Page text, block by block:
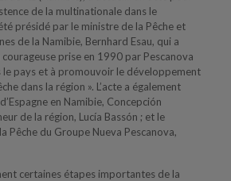
de la multinationale dans le
présidé par le ministre de la Pêche et
de la Namibie, Bernhard Esau, qui a
courageuse prise en 1990 par Pescanova
le pays et à promouvoir le développement
dans la région ». L’acte a également
en Namibie, Concepción
de la région, Lucía Bassón ; et le
Pêche du Groupe Nueva Pescanova,
certaines étapes importantes de la